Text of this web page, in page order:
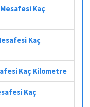
Kaç
Kaç
Kaç Kilometre
Kaç